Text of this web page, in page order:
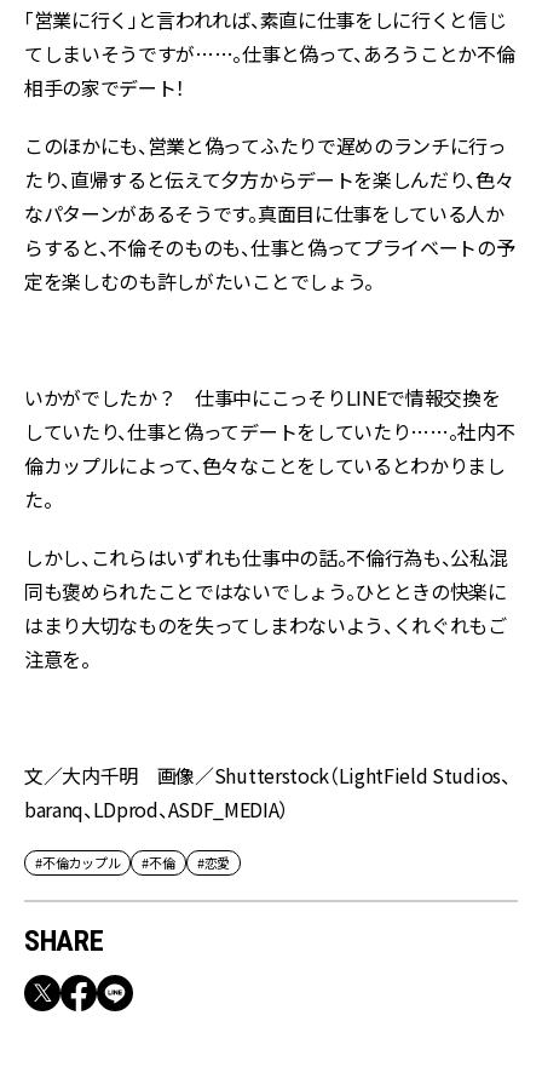
「営業に行く」と言われれば、素直に仕事をしに行くと信じ
てしまいそうですが……。仕事と偽って、あろうことか不倫
相手の家でデート！
このほかにも、営業と偽ってふたりで遅めのランチに行っ
たり、直帰すると伝えて夕方からデートを楽しんだり、色々
なパターンがあるそうです。真面目に仕事をしている人か
らすると、不倫そのものも、仕事と偽ってプライベートの予
定を楽しむのも許しがたいことでしょう。
いかがでしたか？ 仕事中にこっそりLINEで情報交換を
していたり、仕事と偽ってデートをしていたり……。社内不
倫カップルによって、色々なことをしているとわかりまし
た。
しかし、これらはいずれも仕事中の話。不倫行為も、公私混
同も褒められたことではないでしょう。ひとときの快楽に
はまり大切なものを失ってしまわないよう、くれぐれもご
注意を。
文／大内千明 画像／Shutterstock（LightField Studios、
baranq、LDprod、ASDF_MEDIA）
#不倫カップル #不倫 #恋愛
SHARE